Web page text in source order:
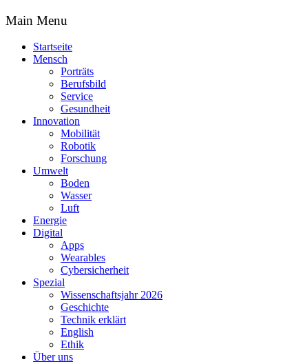
Main Menu
Startseite
Mensch
Porträts
Berufsbild
Service
Gesundheit
Innovation
Mobilität
Robotik
Forschung
Umwelt
Boden
Wasser
Luft
Energie
Digital
Apps
Wearables
Cybersicherheit
Spezial
Wissenschaftsjahr 2026
Geschichte
Technik erklärt
English
Ethik
Über uns